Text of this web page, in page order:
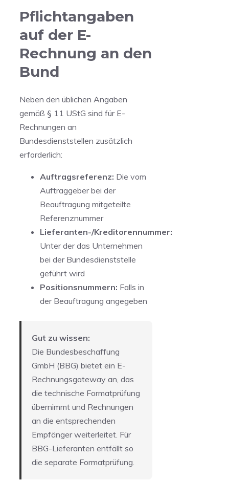
Pflichtangaben
auf der E-
Rechnung an den
Bund
Neben den üblichen Angaben
gemäß § 11 UStG sind für E-
Rechnungen an
Bundesdienststellen zusätzlich
erforderlich:
Auftragsreferenz: Die vom
Auftraggeber bei der
Beauftragung mitgeteilte
Referenznummer
Lieferanten-/Kreditorennummer:
Unter der das Unternehmen
bei der Bundesdienststelle
geführt wird
Positionsnummern: Falls in
der Beauftragung angegeben
Gut zu wissen:
Die Bundesbeschaffung
GmbH (BBG) bietet ein E-
Rechnungsgateway an, das
die technische Formatprüfung
übernimmt und Rechnungen
an die entsprechenden
Empfänger weiterleitet. Für
BBG-Lieferanten entfällt so
die separate Formatprüfung.